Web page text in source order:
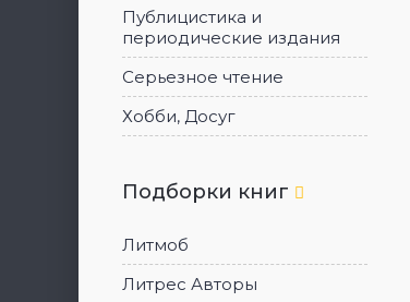
Публицистика и
периодические издания
Серьезное чтение
Хобби, Досуг
Подборки книг
Литмоб
Литрес Авторы